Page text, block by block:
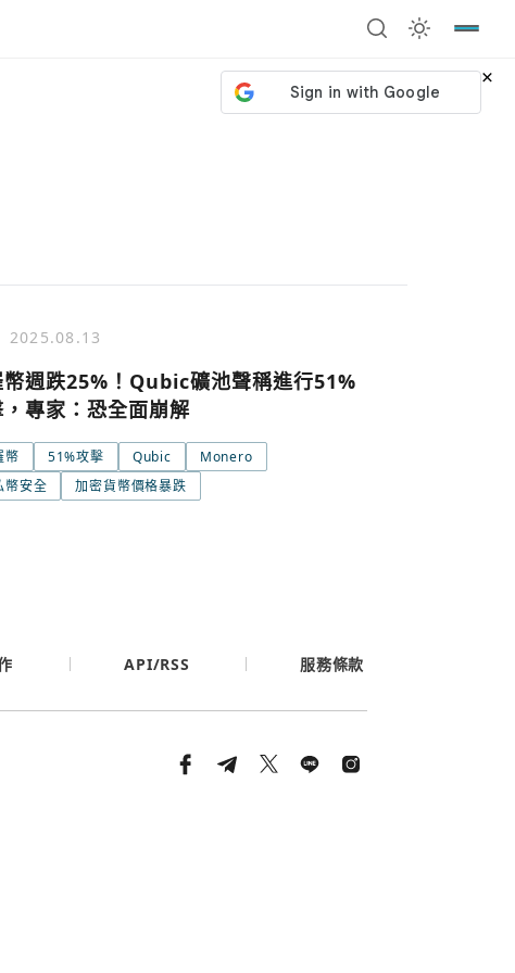
2025.08.13
幣週跌25%！Qubic礦池聲稱進行51%
專家：恐全面崩解
幣 51%攻擊 Qubic
Monero
幣安全
加密貨幣價格暴跌
號繼續
回到加密城市 關閉
API/RSS 服務條款
×